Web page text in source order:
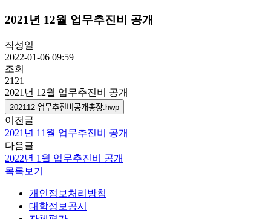
2021년 12월 업무추진비 공개
작성일
2022-01-06 09:59
조회
2121
2021년 12월 업무추진비 공개
202112-업무추진비공개총장.hwp
이전글
2021년 11월 업무추진비 공개
다음글
2022년 1월 업무추진비 공개
목록보기
개인정보처리방침
대학정보공시